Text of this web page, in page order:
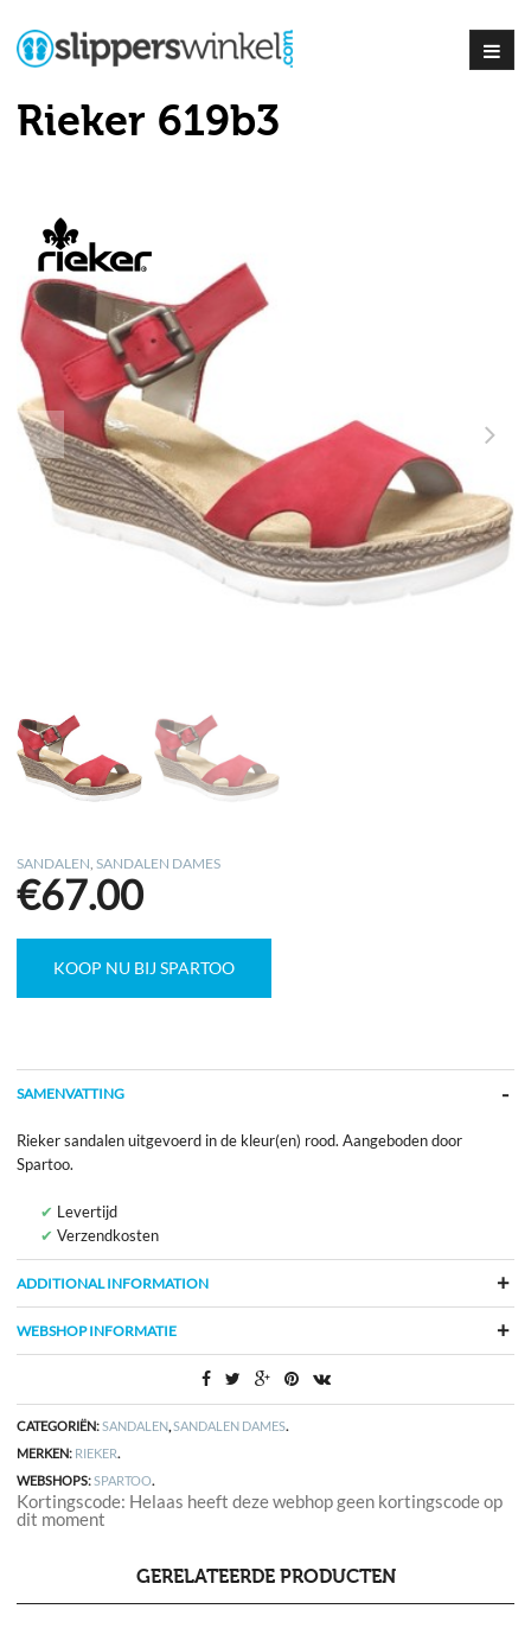
Rieker 619b3
SANDALEN ,SANDALEN DAMES
€67.00
KOOP NU BIJ SPARTOO
SAMENVATTING
Rieker sandalen uitgevoerd in de kleur(en) rood. Aangeboden door
Spartoo.
Levertijd
Verzendkosten
ADDITIONAL INFORMATION
WEBSHOP INFORMATIE
CATEGORIËN:SANDALEN,SANDALEN DAMES.
MERKEN: RIEKER.
WEBSHOPS:SPARTOO.
Kortingscode: Helaas heeft deze webhop geen kortingscode op
dit moment
GERELATEERDE PRODUCTEN